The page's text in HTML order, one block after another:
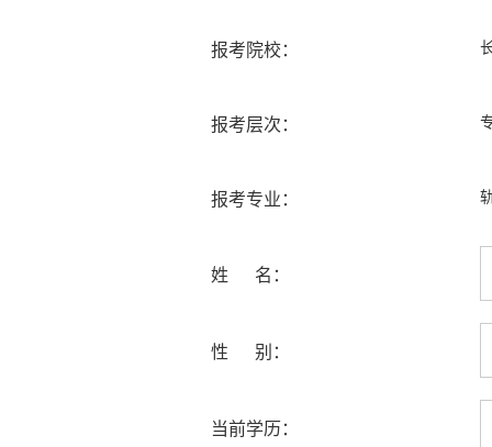
报考院校：
报考层次：
报考专业：
姓 名：
性 别：
当前学历：